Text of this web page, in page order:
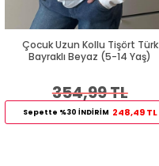
Çocuk Uzun Kollu Tişört Türk
Bayraklı Beyaz (5-14 Yaş)
354,99 TL
Sepette %30 İNDİRİM 248,49 TL